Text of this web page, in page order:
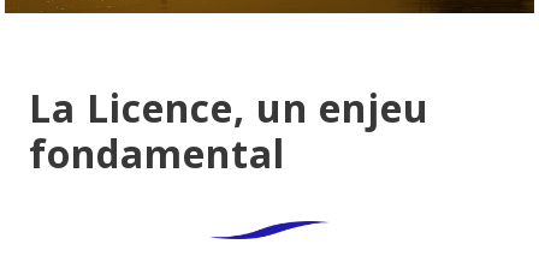
La Licence, un enjeu
fondamental